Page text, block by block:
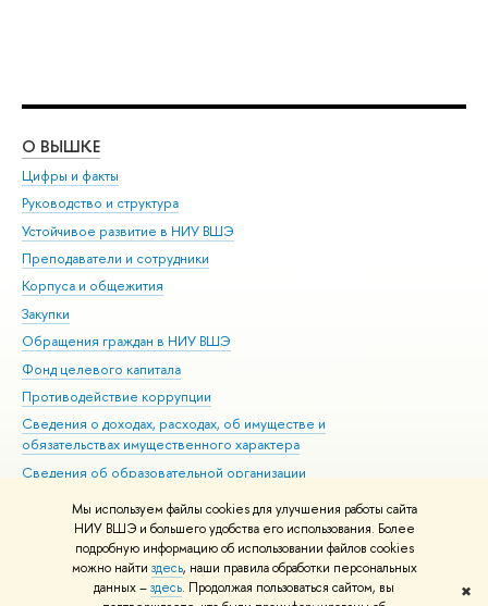
Мы используем файлы cookies для улучшения работы сайта
НИУ ВШЭ и большего удобства его использования. Более
подробную информацию об использовании файлов cookies
можно найти здесь, наши правила обработки персональных
данных –здесь. Продолжая пользоваться сайтом, вы
✖
О ВЫШКЕ
Цифры и факты
Руководство и структура
Устойчивое развитие в НИУ ВШЭ
Преподаватели и сотрудники
Корпуса и общежития
Закупки
Обращения граждан в НИУ ВШЭ
Фонд целевого капитала
Противодействие коррупции
Сведения о доходах, расходах, об имуществе и
обязательствах имущественного характера
Сведения об образовательной организации
Людям с ограниченными возможностями здоровья
Единая платежная страница
Работа в Вышке